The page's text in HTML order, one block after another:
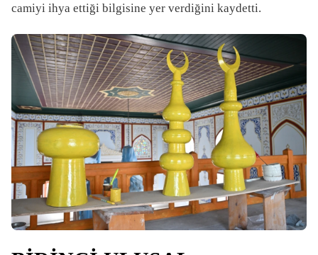
camiyi ihya ettiği bilgisine yer verdiğini kaydetti.